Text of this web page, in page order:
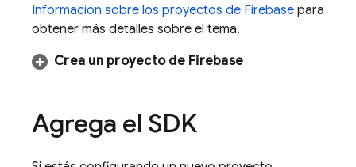
Información sobre los proyectos de Firebase para
obtener más detalles sobre el tema.
Crea un proyecto de Firebase
Agrega el SDK